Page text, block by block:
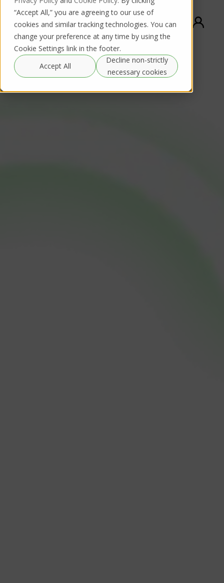
“Accept All,” you are agreeing to our use of
cookies and similar tracking technologies. You can
change your preference at any time by using the
Cookie Settings link in the footer.
Accept All
Decline non-strictly
necessary cookies